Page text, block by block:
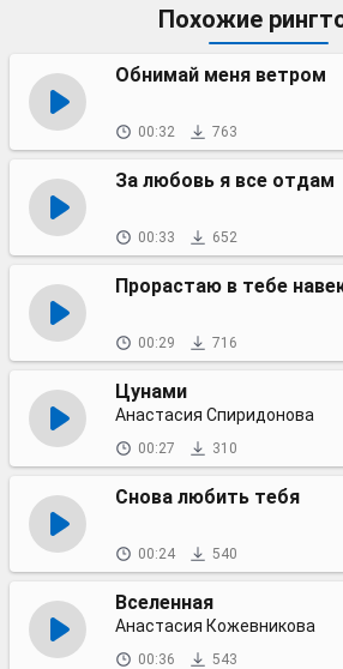
Похожие
Обнимай меня ветром
00:32 763
За любовь я все отдам
00:33 652
Прорастаю в тебе
00:29 716
Цунами
Анастасия Спиридонова
00:27 310
Снова любить тебя
00:24 540
Вселенная
Анастасия Кожевникова
00:36 543